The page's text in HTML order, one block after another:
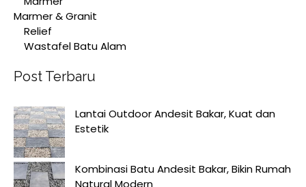
Marmer & Granit
Relief
Wastafel Batu Alam
Post Terbaru
Lantai Outdoor Andesit Bakar, Kuat dan
Estetik
Kombinasi Batu Andesit Bakar, Bikin Rumah
Natural Modern